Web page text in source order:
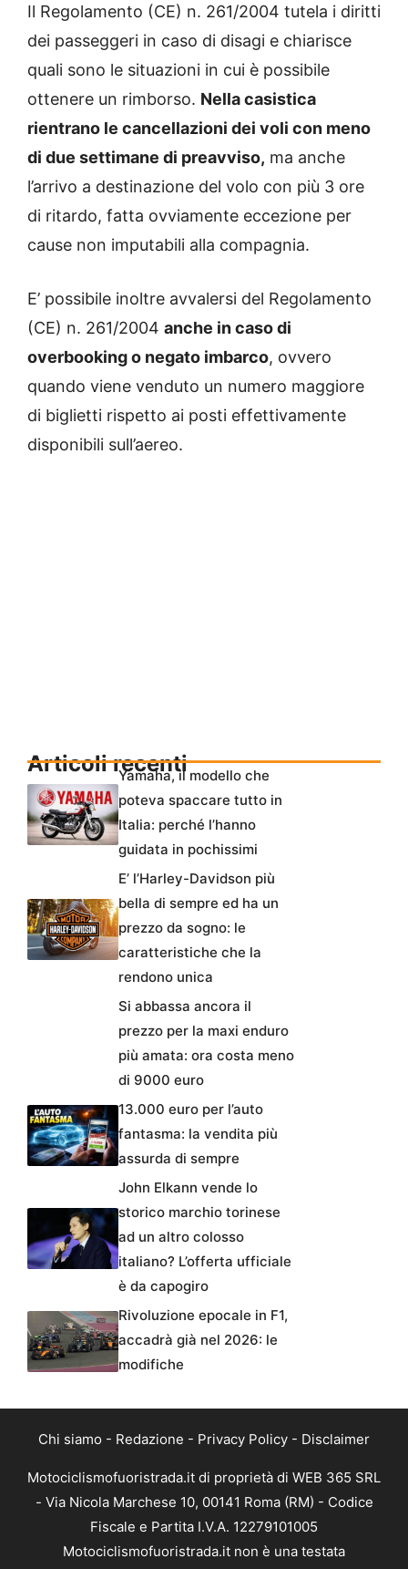
Il Regolamento (CE) n. 261/2004 tutela i diritti
dei passeggeri in caso di disagi e chiarisce
quali sono le situazioni in cui è possibile
ottenere un rimborso. Nella casistica
rientrano le cancellazioni dei voli con meno
di due settimane di preavviso, ma anche
l’arrivo a destinazione del volo con più 3 ore
di ritardo, fatta ovviamente eccezione per
cause non imputabili alla compagnia.
E’ possibile inoltre avvalersi del Regolamento
(CE) n. 261/2004 anche in caso di
overbooking o negato imbarco, ovvero
quando viene venduto un numero maggiore
di biglietti rispetto ai posti effettivamente
disponibili sull’aereo.
Articoli recentiYamaha, il modello che
poteva spaccare tutto in
Italia: perché l’hanno
guidata in pochissimi
E’ l’Harley-Davidson più
bella di sempre ed ha un
prezzo da sogno: le
caratteristiche che la
rendono unica
Si abbassa ancora il
prezzo per la maxi enduro
più amata: ora costa meno
di 9000 euro
13.000 euro per l’auto
fantasma: la vendita più
assurda di sempre
John Elkann vende lo
storico marchio torinese
ad un altro colosso
italiano? L’offerta ufficiale
è da capogiro
Rivoluzione epocale in F1,
accadrà già nel 2026: le
modifiche
Chi siamo - Redazione - Privacy Policy - Disclaimer
Motociclismofuoristrada.it di proprietà di WEB 365 SRL
- Via Nicola Marchese 10, 00141 Roma (RM) - Codice
Fiscale e Partita I.V.A. 12279101005
Motociclismofuoristrada.it non è una testata